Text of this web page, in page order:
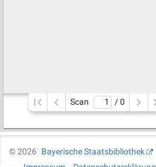
Scan / 0
©2026
Bayerische Staatsbibliothek